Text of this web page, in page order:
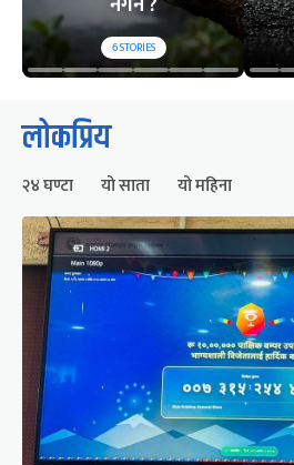
6STORIES
लोकप्रिय
२४ घण्टा यो साता यो महिना